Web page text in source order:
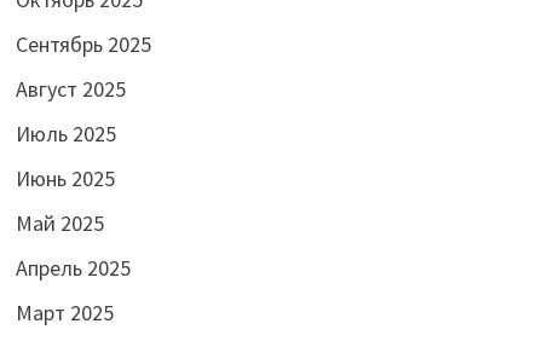
Сентябрь 2025
Август 2025
Июль 2025
Июнь 2025
Май 2025
Апрель 2025
Март 2025